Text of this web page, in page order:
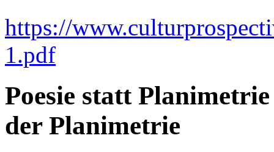
https://
1.pdf
Poesie statt
der Planimetrie